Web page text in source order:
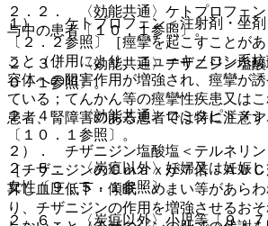
１）． ケトプロフェン＜注射剤・坐
〔２．２参照〕［痙攣を起こすことが
こと（併用により、ニューキノロン系
容体への阻害作用が増強され、痙攣が
ている；てんかん等の痙攣性疾患又は
患者、腎障害のある患者では特に注意
２）． チザニジン塩酸塩＜テルネリン
［チザニジンのＣｍａｘが７倍・ＡＵ
昇し血圧低下・傾眠・めまい等があら
り、チザニジンの作用を増強させるお
２．２． 〈効能共通〉ケトプロフェ
与中の患者〔１０．１参照〕。
２．３． 〈効能共通〉チザニジン塩
０．１参照〕。
２．４． 〈効能共通〉ロミタピドメ
〔１０．１参照〕。
２．５． 〈炭疽以外〉妊婦又は妊娠
女性〔９．５．１参照〕。
２．６． 〈炭疽以外〉小児等〔９．